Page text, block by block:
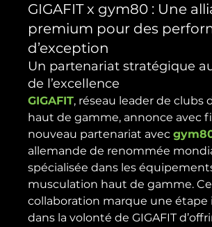
GIGAFIT x gym80 : Une
premium pour des
d’exception
Un partenariat stratégique
de l’excellence
GIGAFIT, réseau leader de clubs
haut de gamme, annonce avec
nouveau partenariat avec
allemande de renommée
spécialisée dans les
musculation haut de gamme.
collaboration marque une
dans la volonté de GIGAFIT